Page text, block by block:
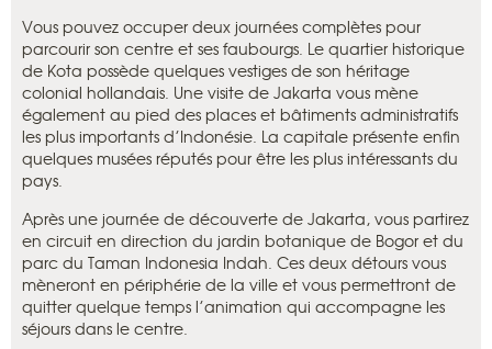
Vous pouvez occuper deux journées complètes pour
parcourir son centre et ses faubourgs. Le quartier historique
de Kota possède quelques vestiges de son héritage
colonial hollandais. Une visite de Jakarta vous mène
également au pied des places et bâtiments administratifs
les plus importants d’Indonésie. La capitale présente enfin
quelques musées réputés pour être les plus intéressants du
pays.
Après une journée de découverte de Jakarta, vous partirez
en circuit en direction du jardin botanique de Bogor et du
parc du Taman Indonesia Indah. Ces deux détours vous
mèneront en périphérie de la ville et vous permettront de
quitter quelque temps l’animation qui accompagne les
séjours dans le centre.